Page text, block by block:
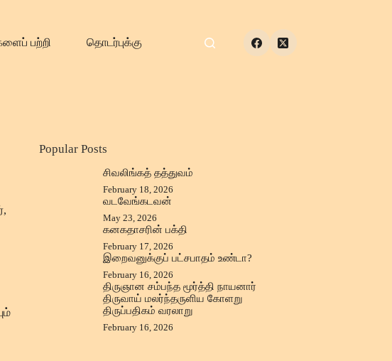
பற்றி தொடர்புக்கு
Popular Posts
சிவலிங்கத் தத்துவம்
February 18, 2026
வடவேங்கடவன்
May 23, 2026
கனகதாசரின் பக்தி
February 17, 2026
இறைவனுக்குப் பட்சபாதம் உண்டா?
February 16, 2026
திருஞான சம்பந்த மூர்த்தி நாயனார்
திருவாய் மலர்ந்தருளிய கோளறு
திருப்பதிகம் வரலாறு
February 16, 2026